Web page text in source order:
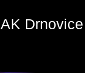
AK Drnovice